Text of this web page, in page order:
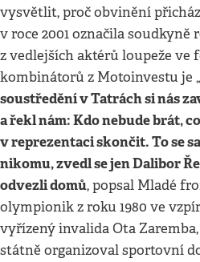
vysvětlit, proč obvinění
v roce 2001 označila
z vedlejších aktérů loupeže ve
kombinátorů z Motoinvestu je
soustředění v Tatrách si nás
a řekl nám: Kdo nebude brát,
v reprezentaci skončit. To se
nikomu, zvedl se jen Dalibor
odvezli domů, popsal Mladé
olympionik z roku 1980 ve
vyřízený invalida Ota
státně organizoval sportovní